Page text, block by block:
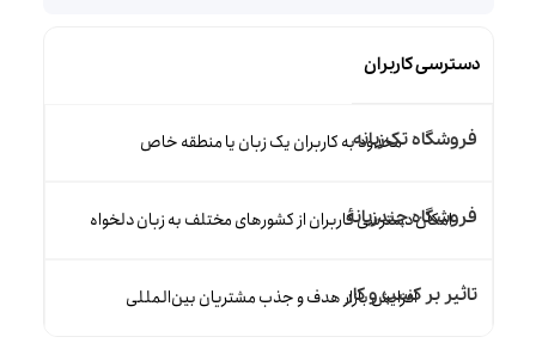
دسترسی کاربران
محدود به کاربران یک زبان یا منطقه خاص
امکان دسترسی کاربران از کشورهای مختلف به زبان دلخواه
افزایش بازار هدف و جذب مشتریان بین‌المللی